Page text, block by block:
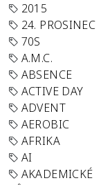
2015
24. PROSINEC
70S
A.M.C.
ABSENCE
ACTIVE DAY
ADVENT
AEROBIC
AFRIKA
AI
AKADEMICKÉ